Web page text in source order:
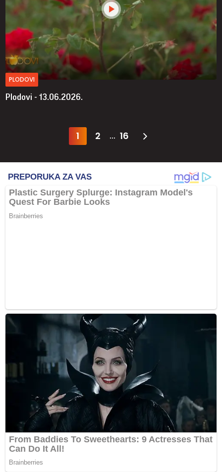
PLODOVI
Plodovi - 13.06.2026.
1 2 ... 16